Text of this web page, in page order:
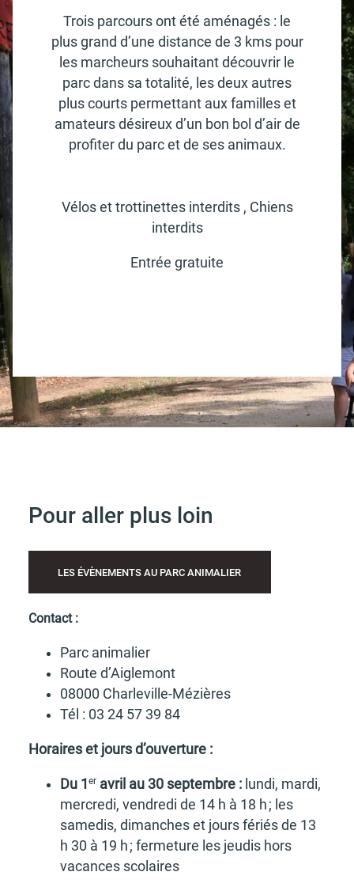
Trois parcours ont été aména­gés : le
plus grand d’une distance de 3 kms pour
les marcheurs souhai­tant décou­vrir le
parc dans sa tota­lité, les deux autres
plus courts permet­tant aux familles et
amateurs dési­reux d’un bon bol d’air de
profi­ter du parc et de ses animaux.
Vélos et trot­ti­nettes inter­dits , Chiens
inter­dits
Entrée gratuite
Pour aller plus loin
LES ÉVÈNE­MENTS AU PARC ANIMA­LIER
Contact :
Parc anima­lier
Route d’Ai­gle­mont
08000 Char­le­ville-Mézières
Tél : 03 24 57 39 84
Horaires et jours d’ou­ver­ture :
Du 1 er avril au 30 septembre : lundi, mardi,
mercredi, vendredi de 14 h à 18 h ; les
same­dis, dimanches et jours fériés de 13
h 30 à 19 h ; ferme­ture les jeudis hors
vacances scolaires